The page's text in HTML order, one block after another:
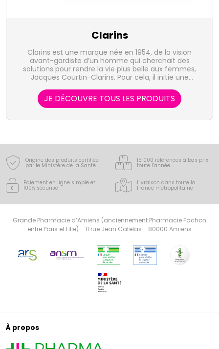
Clarins
Clarins est une marque née en 1954, de la vision
avant-gardiste d’un homme qui cherchait des
solutions pour rendre la vie plus belle aux femmes,
Jacques Courtin-Clarins. Pour cela, il initie une
guidée par la bio-inspiration : s’inspirer du meilleur de
la nature pour innover durablement. La recherche
Clarins mobilise toutes les ressources de la science
pour déceler les propriétés cosmétiques des actifs
composition de ses formules, Clarins possède son
création d’extraits de plantes.
JE DÉCOUVRE TOUS LES PRODUITS
Origine des produits certifiée
par le Ministère de la Santé
15 000 références à bas prix
toute l’année
Paiement en ligne simple et
100% sécurisé
Livraison dans toute la
France métropolitaine
Grande Pharmacie d’Amiens (anciennement Pharmacie Fachon
entre Paris et Lille) - 11 rue Jean Catelas - 80000 Amiens
À propos